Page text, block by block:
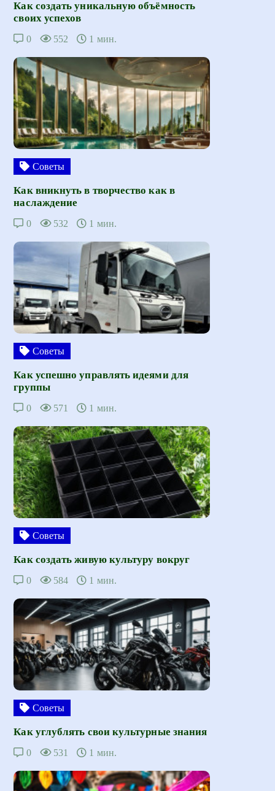
Как создать уникальную объёмность
своих успехов
0 552 1 мин.
Советы
Как вникнуть в творчество как в
наслаждение
0 532 1 мин.
Советы
Как успешно управлять идеями для
группы
0 571 1 мин.
Советы
Как создать живую культуру вокруг
0 584 1 мин.
Советы
Как углублять свои культурные знания
0 531 1 мин.